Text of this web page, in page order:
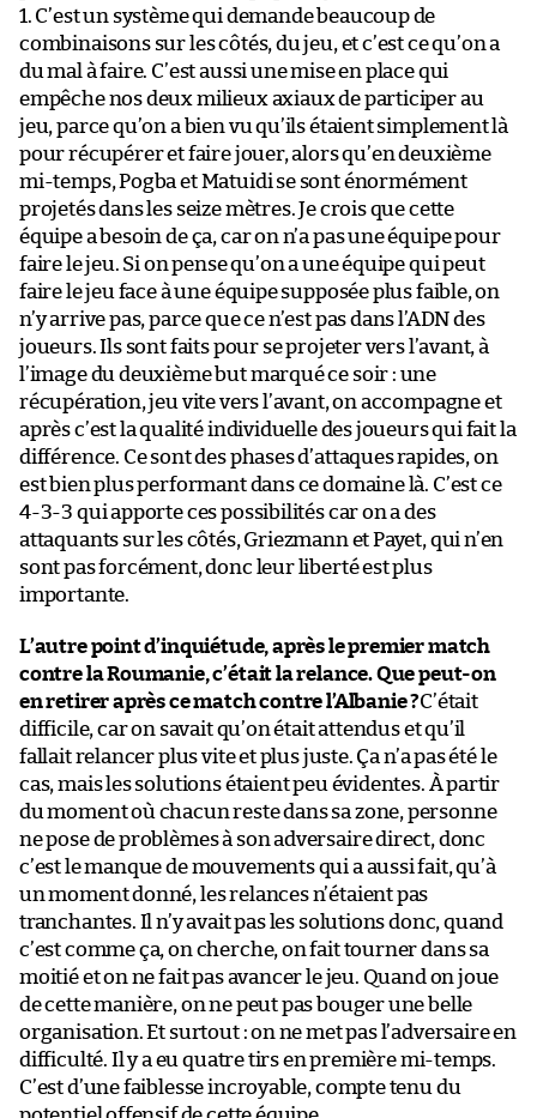
1. C’est un système qui demande beaucoup de
combinaisons sur les côtés, du jeu, et c’est ce qu’on a
du mal à faire. C’est aussi une mise en place qui
empêche nos deux milieux axiaux de participer au
jeu, parce qu’on a bien vu qu’ils étaient simplement là
pour récupérer et faire jouer, alors qu’en deuxième
mi-temps, Pogba et Matuidi se sont énormément
projetés dans les seize mètres. Je crois que cette
équipe a besoin de ça, car on n’a pas une équipe pour
faire le jeu. Si on pense qu’on a une équipe qui peut
faire le jeu face à une équipe supposée plus faible, on
n’y arrive pas, parce que ce n’est pas dans l’ADN des
joueurs. Ils sont faits pour se projeter vers l’avant, à
l’image du deuxième but marqué ce soir : une
récupération, jeu vite vers l’avant, on accompagne et
après c’est la qualité individuelle des joueurs qui fait la
différence. Ce sont des phases d’attaques rapides, on
est bien plus performant dans ce domaine là. C’est ce
4-3-3 qui apporte ces possibilités car on a des
attaquants sur les côtés, Griezmann et Payet, qui n’en
sont pas forcément, donc leur liberté est plus
importante.
L’autre point d’inquiétude, après le premier match
contre la Roumanie, c’était la relance. Que peut-on
en retirer après ce match contre l’Albanie ?C’était
difficile, car on savait qu’on était attendus et qu’il
fallait relancer plus vite et plus juste. Ça n’a pas été le
cas, mais les solutions étaient peu évidentes. À partir
du moment où chacun reste dans sa zone, personne
ne pose de problèmes à son adversaire direct, donc
c’est le manque de mouvements qui a aussi fait, qu’à
un moment donné, les relances n’étaient pas
tranchantes. Il n’y avait pas les solutions donc, quand
c’est comme ça, on cherche, on fait tourner dans sa
moitié et on ne fait pas avancer le jeu. Quand on joue
de cette manière, on ne peut pas bouger une belle
organisation. Et surtout : on ne met pas l’adversaire en
difficulté. Il y a eu quatre tirs en première mi-temps.
C’est d’une faiblesse incroyable, compte tenu du